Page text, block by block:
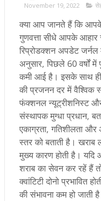
November 19, 2022
क्या आप जानते हैं कि आपके
गुणवत्ता सीधे आपके आहार
रिप्रोडक्शन अपडेट
अनुसार, पिछले 60 वर्षों
कमी आई है। इसके साथ
की प्रजनन दर में वैश्विक
फंक्शनल न्यूट्रीशनिस्ट
संस्थापक मुग्धा प्रधान,
एकाग्रता, गतिशीलता
स्तर को बताती है। खराब
मुख्य कारण होती है।
शराब का सेवन कर रहें हैं
क्वांटिटी दोनो प्रभावित
की संभावना कम हो जाती